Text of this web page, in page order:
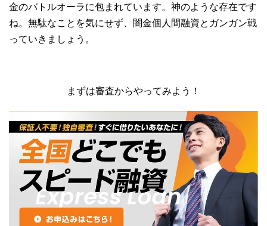
金のバトルオーラに包まれています。神のような存在です
ね。無駄なことを気にせず、闇金個人間融資とガンガン戦
っていきましょう。
まずは審査からやってみよう！